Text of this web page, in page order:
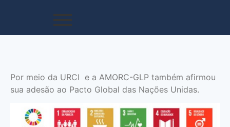
Por meio da URCI e a AMORC-GLP também afirmou
sua adesão ao Pacto Global das Nações Unidas.